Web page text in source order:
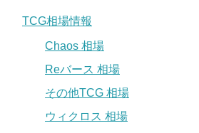
TCG相場情報
Chaos 相場
Reバース 相場
その他TCG 相場
ウィクロス 相場